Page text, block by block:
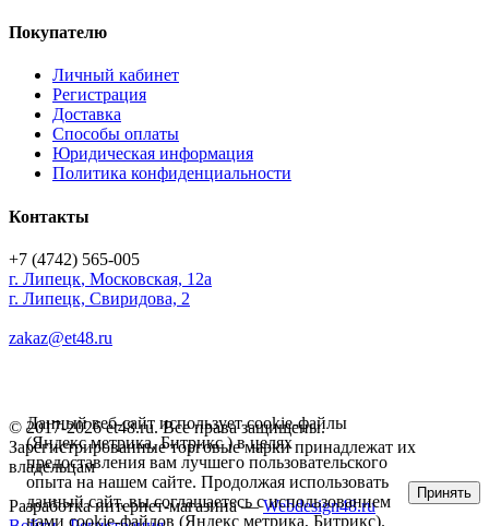
Покупателю
Личный кабинет
Регистрация
Доставка
Способы оплаты
Юридическая информация
Политика конфиденциальности
Контакты
+7 (4742) 565-005
г. Липецк, Московская, 12а
г. Липецк, Свиридова, 2
zakaz@et48.ru
© 2017-2026 et48.ru. Все права защищены.
Зарегистрированные торговые марки принадлежат их
владельцам
Разработка интернет-магазина —Webdesign48.ru
Данный веб-сайт использует cookie-файлы
(Яндекс метрика, Битрикс ) в целях
предоставления вам лучшего пользовательского
опыта на нашем сайте. Продолжая использовать
данный сайт, вы соглашаетесь с использованием
нами cookie-файлов (Яндекс метрика, Битрикс).
Принять